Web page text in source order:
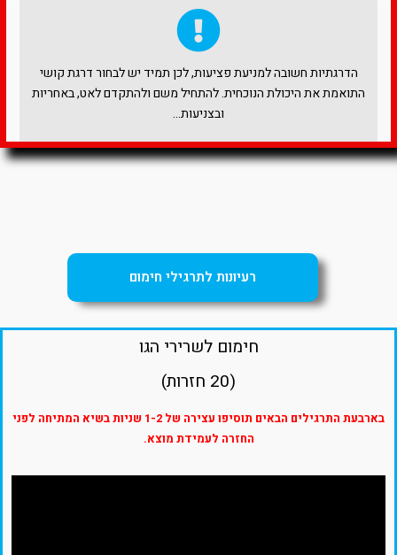
הדרגתיות חשובה למניעת פציעות, לכן תמיד יש לבחור דרגת קושי
התואמת את היכולת הנוכחית. להתחיל משם ולהתקדם לאט, באחריות
ובצניעות…
רעיונות לתרגילי חימום
חימום לשרירי הגו
(20 חזרות)
בארבעת התרגילים הבאים תוסיפו עצירה של 1-2 שניות בשיא המתיחה לפני
החזרה לעמידת מוצא.